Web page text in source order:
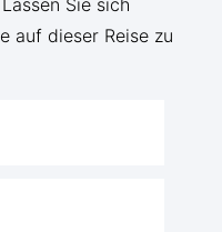
auf dieser Reise zu